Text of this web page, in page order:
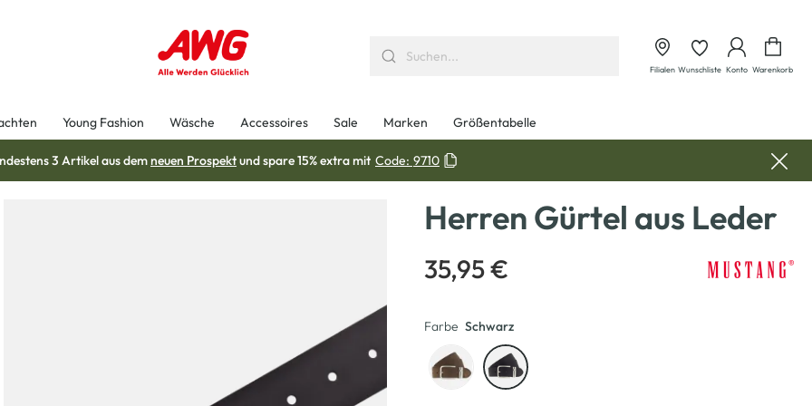
Filialen Wunschliste Konto Warenkorb
Young Fashion Wäsche Accessoires Sale Marken Größentabelle
3 Artikel aus demneuen Prospektund spare 15% extra mit Code: 9710
Herren Gürtel aus Leder
35,95 €
Farbe Schwarz